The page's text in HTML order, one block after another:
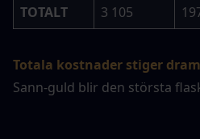
TOTALT 3 105
Totala kostnader stiger
Sann-guld blir den största